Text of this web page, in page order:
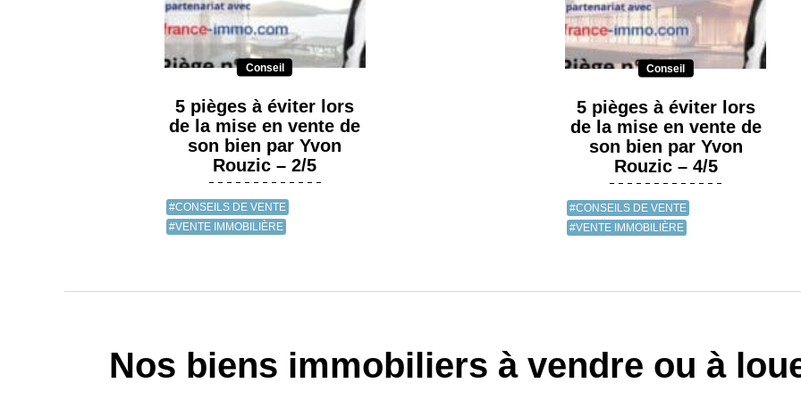
Conseil
5 pièges à éviter lors
de la mise en vente de
son bien par Yvon
Rouzic – 2/5
#CONSEILS DE VENTE
#VENTE IMMOBILIÈRE
Conseil
5 pièges à éviter lors
de la mise en vente de
son bien par Yvon
Rouzic – 4/5
#CONSEILS DE VENTE
#VENTE IMMOBILIÈRE
Nos biens immobiliers à vendre ou à